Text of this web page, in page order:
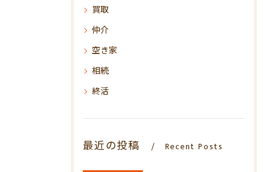
買取
仲介
空き家
相続
終活
最近の投稿 Recent Posts